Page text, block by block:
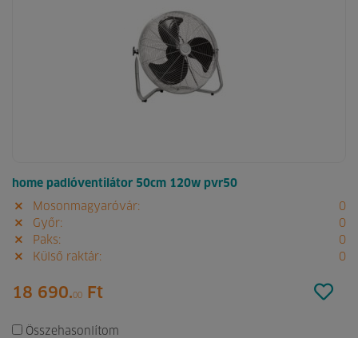
home padlóventilátor 50cm 120w pvr50
Mosonmagyaróvár:
0
Győr:
0
Paks:
0
Külső raktár:
0
18 690.00 Ft
Összehasonlítom